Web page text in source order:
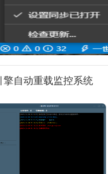
擎自动重载监控系统